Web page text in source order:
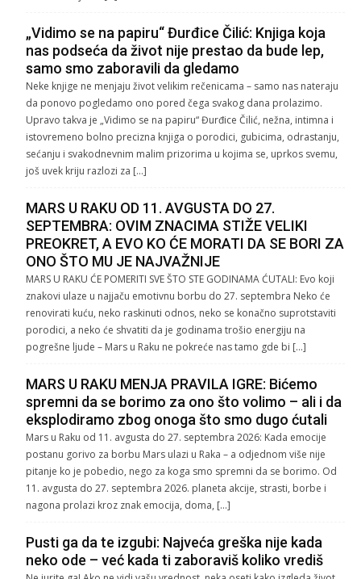
„Vidimo se na papiru“ Đurđice Čilić: Knjiga koja
nas podseća da život nije prestao da bude lep,
samo smo zaboravili da gledamo
Neke knjige ne menjaju život velikim rečenicama – samo nas nateraju
da ponovo pogledamo ono pored čega svakog dana prolazimo.
Upravo takva je „Vidimo se na papiru“ Đurđice Čilić, nežna, intimna i
istovremeno bolno precizna knjiga o porodici, gubicima, odrastanju,
sećanju i svakodnevnim malim prizorima u kojima se, uprkos svemu,
još uvek kriju razlozi za […]
MARS U RAKU OD 11. AVGUSTA DO 27.
SEPTEMBRA: OVIM ZNACIMA STIŽE VELIKI
PREOKRET, A EVO KO ĆE MORATI DA SE BORI ZA
ONO ŠTO MU JE NAJVAŽNIJE
MARS U RAKU ĆE POMERITI SVE ŠTO STE GODINAMA ĆUTALI: Evo koji
znakovi ulaze u najjaču emotivnu borbu do 27. septembra Neko će
renovirati kuću, neko raskinuti odnos, neko se konačno suprotstaviti
porodici, a neko će shvatiti da je godinama trošio energiju na
pogrešne ljude – Mars u Raku ne pokreće nas tamo gde bi […]
MARS U RAKU MENJA PRAVILA IGRE: Bićemo
spremni da se borimo za ono što volimo – ali i da
eksplodiramo zbog onoga što smo dugo ćutali
Mars u Raku od 11. avgusta do 27. septembra 2026: Kada emocije
postanu gorivo za borbu Mars ulazi u Raka – a odjednom više nije
pitanje ko je pobedio, nego za koga smo spremni da se borimo. Od
11. avgusta do 27. septembra 2026. planeta akcije, strasti, borbe i
nagona prolazi kroz znak emocija, doma, […]
Pusti ga da te izgubi: Najveća greška nije kada
neko ode – već kada ti zaboraviš koliko vrediš